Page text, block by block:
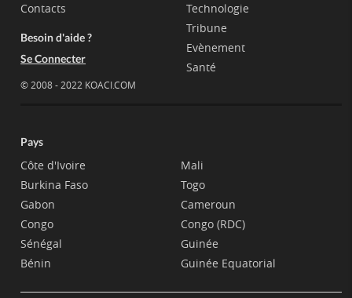
Contacts
Besoin d'aide ?
Se Connecter
© 2008 - 2022 KOACI.COM
Technologie
Tribune
Evènement
Santé
Pays
Côte d'Ivoire
Burkina Faso
Gabon
Congo
Sénégal
Bénin
Mali
Togo
Cameroun
Congo (RDC)
Guinée
Guinée Equatorial